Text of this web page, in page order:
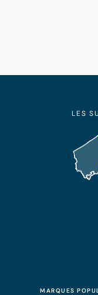
LES
MARQUES